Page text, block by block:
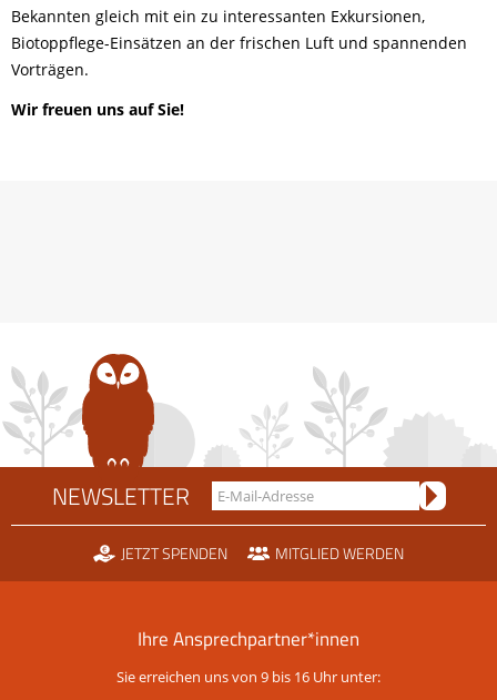
Bekannten gleich mit ein zu interessanten Exkursionen,
Biotoppflege-Einsätzen an der frischen Luft und spannenden
Vorträgen.
Wir freuen uns auf Sie!
NEWSLETTER
JETZT SPENDEN MITGLIED WERDEN
Ihre Ansprechpartner*innen
Sie erreichen uns von 9 bis 16 Uhr unter: